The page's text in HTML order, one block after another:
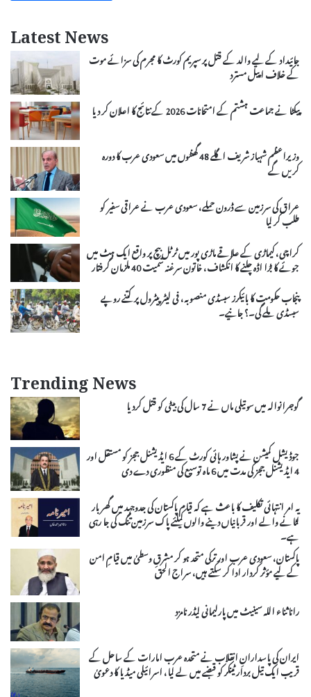
Latest News
جائیداد کے لیے والد کے قتل پر سپریم کورٹ کا مجرم کی سزائے موت
کے خلاف اپیل مسترد
پیکٹا نے جماعت ہشتم کے امتحانات 2026 کے نتائج کا اعلان کر دیا
وزیراعظم شہباز شریف اگلے 48 گھنٹوں میں سعودی عرب کا دورہ
کریں گے
عراق کی سرزمین سے ڈرون حملے، سعودی عرب نے عراقی سفیر کو
طلب کر لیا
کراچی، کیماڑی کے علاقے ماڑی پور میں ٹرٹل بیچ پر واقع ایک ہٹ میں
جوئے کا بڑا اڈہ چلنے کا انکشاف، خاتون سرغنہ سمیت 40 ملزمان گرفتار
پنجاب حکومت کا بائیکرز سبسڈی منصوبہ، فی لیٹر پیٹرول پر کتنے روپے
سبسڈی ملے گی۔؟ جانیے۔
Trending News
گوجرانوالہ میں سوتیلی ماں نے 7 سال کی بیٹی کو قتل کردیا
جوڈیشل کمیشن نے پشاور ہائی کورٹ کے 6 ایڈیشنل ججز کو مستقل اور
4 ایڈیشنل ججز کی مدت میں 6 ماہ توسیع کی منظوری دے دی
یہ امر انتہائی تکلیف کا باعث ہے کہ قیام پاکستان کی جدوجہد میں گھر بار
لٹانے والے اور قربانیاں دینے والوں کیلئے پاک سرزمین تنگ کی جا رہی
ہے۔
پاکستان، سعودی عرب اور ترکی متحد ہو کر مشرقِ وسطیٰ میں قیامِ امن
کے لیے مؤثر کردار ادا کر سکتے ہیں، سراج الحق
رانا ثناء اللہ سینیٹ میں پارلیمانی لیڈر نامزد
ایران کی پاسدارانِ انقلاب نے متحدہ عرب امارات کے ساحل کے
قریب ایک تیل بردار ٹینکر کو قبضے میں لے لیا، اسرائیلی میڈیا کا دعویٰ